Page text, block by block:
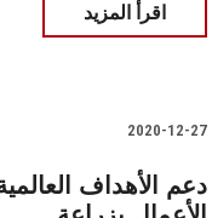
اقرأ المزيد
2020-12-27
دعم الأهداف